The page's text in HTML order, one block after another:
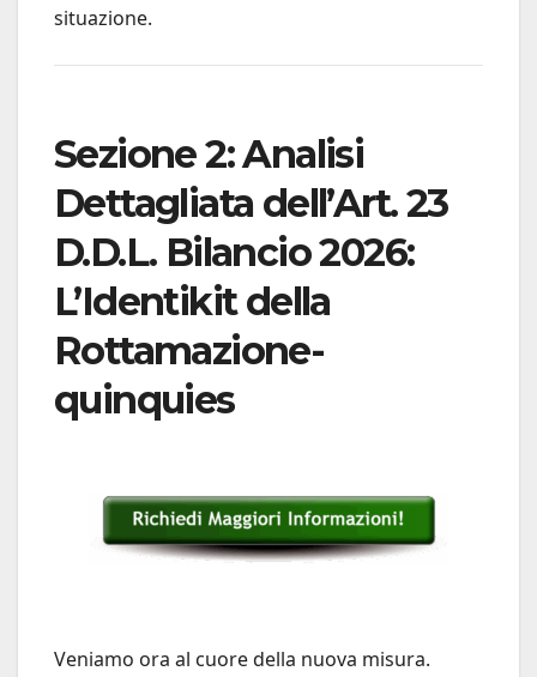
situazione.
Sezione 2: Analisi
Dettagliata dell’Art. 23
D.D.L. Bilancio 2026:
L’Identikit della
Rottamazione-
quinquies
Veniamo ora al cuore della nuova misura.